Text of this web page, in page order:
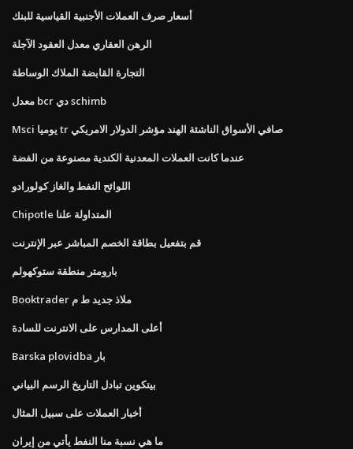
أسعار صرف العملات الأجنبية القياسية للبنك
الرهن العقاري معدل العقود الآجلة
التجارة القابضة الملاك الوساطة
معدل bcr دي schimb
Msci يوميا tr صافي الأسواق الناشئة الهند مؤشر الدولار الامريكي
عندما كانت العملات المعدنية الكندية مصنوعة من الفضة
اللوائح النفط والغاز كولورادو
Chipotle المتداولة علنا
قم بتفعيل بطاقة الخصم المباشر عبر الإنترنت
بارومتر منطقة ستوكهولم
Booktrader ملاذ جديد ط م
أعلى المدارس على الانترنت للسادة
Barska plovidba بار
بيتكوين تبادل التاريخ الرسم البياني
أخبار العملات على سبيل المثال
ما هي نسبة منا النفط يأتي من إيران